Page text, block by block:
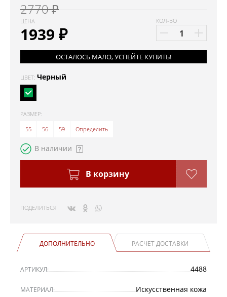
2770 ₽
ЦЕНА
1939 ₽
КОЛ-ВО
ОСТАЛОСЬ МАЛО, УСПЕЙТЕ КУПИТЬ!
ЦВЕТ: Черный
РАЗМЕР:
55
56 59 Определить
В наличии
В корзину
ПОДЕЛИТЬСЯ
ДОПОЛНИТЕЛЬНО РАСЧЕТ ДОСТАВКИ
АРТИКУЛ: 4488
МАТЕРИАЛ: Искусственная кожа